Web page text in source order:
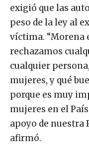
exigió que las
peso de la ley al
víctima. “Morena
rechazamos
cualquier
mujeres, y qué
porque es muy
mujeres en el
apoyo de nuestra
afirmó.